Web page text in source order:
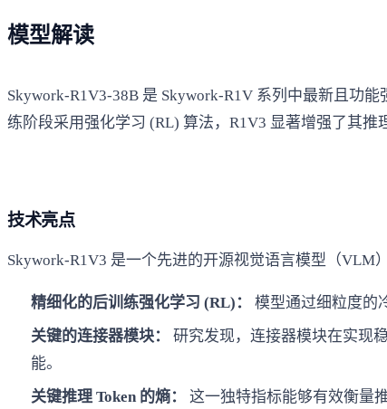
模型解读
Skywork-R1V3-38B 是 Skywork-R1V 系列中最新且功
练阶段采用强化学习 (RL) 算法，R1V3 显著增强了其推
技术亮点
Skywork-R1V3 是一个先进的开源视觉语言模型（VLM
精细化的后训练强化学习 (RL)：
模型通过细粒度的
关键的连接器模块：
研究发现，连接器模块在实现
能。
关键推理 Token 的熵：
这一独特指标能够有效衡量